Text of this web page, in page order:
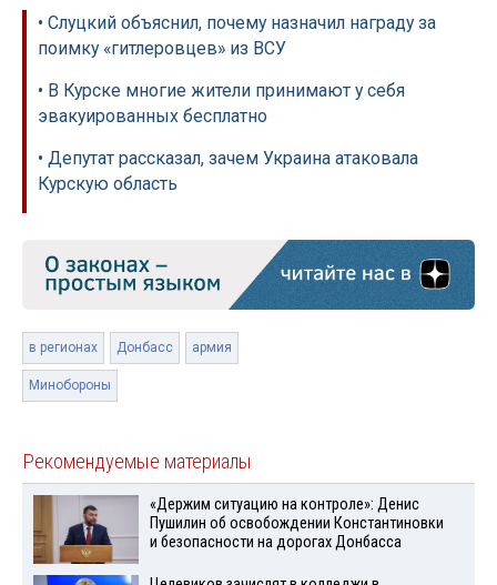
• Слуцкий объяснил, почему назначил награду за
поимку «гитлеровцев» из ВСУ
• В Курске многие жители принимают у себя
эвакуированных бесплатно
• Депутат рассказал, зачем Украина атаковала
Курскую область
в регионах Донбасс армия
Минобороны
Рекомендуемые материалы
«Держим ситуацию на контроле»: Денис
Пушилин об освобождении Константиновки
и безопасности на дорогах Донбасса